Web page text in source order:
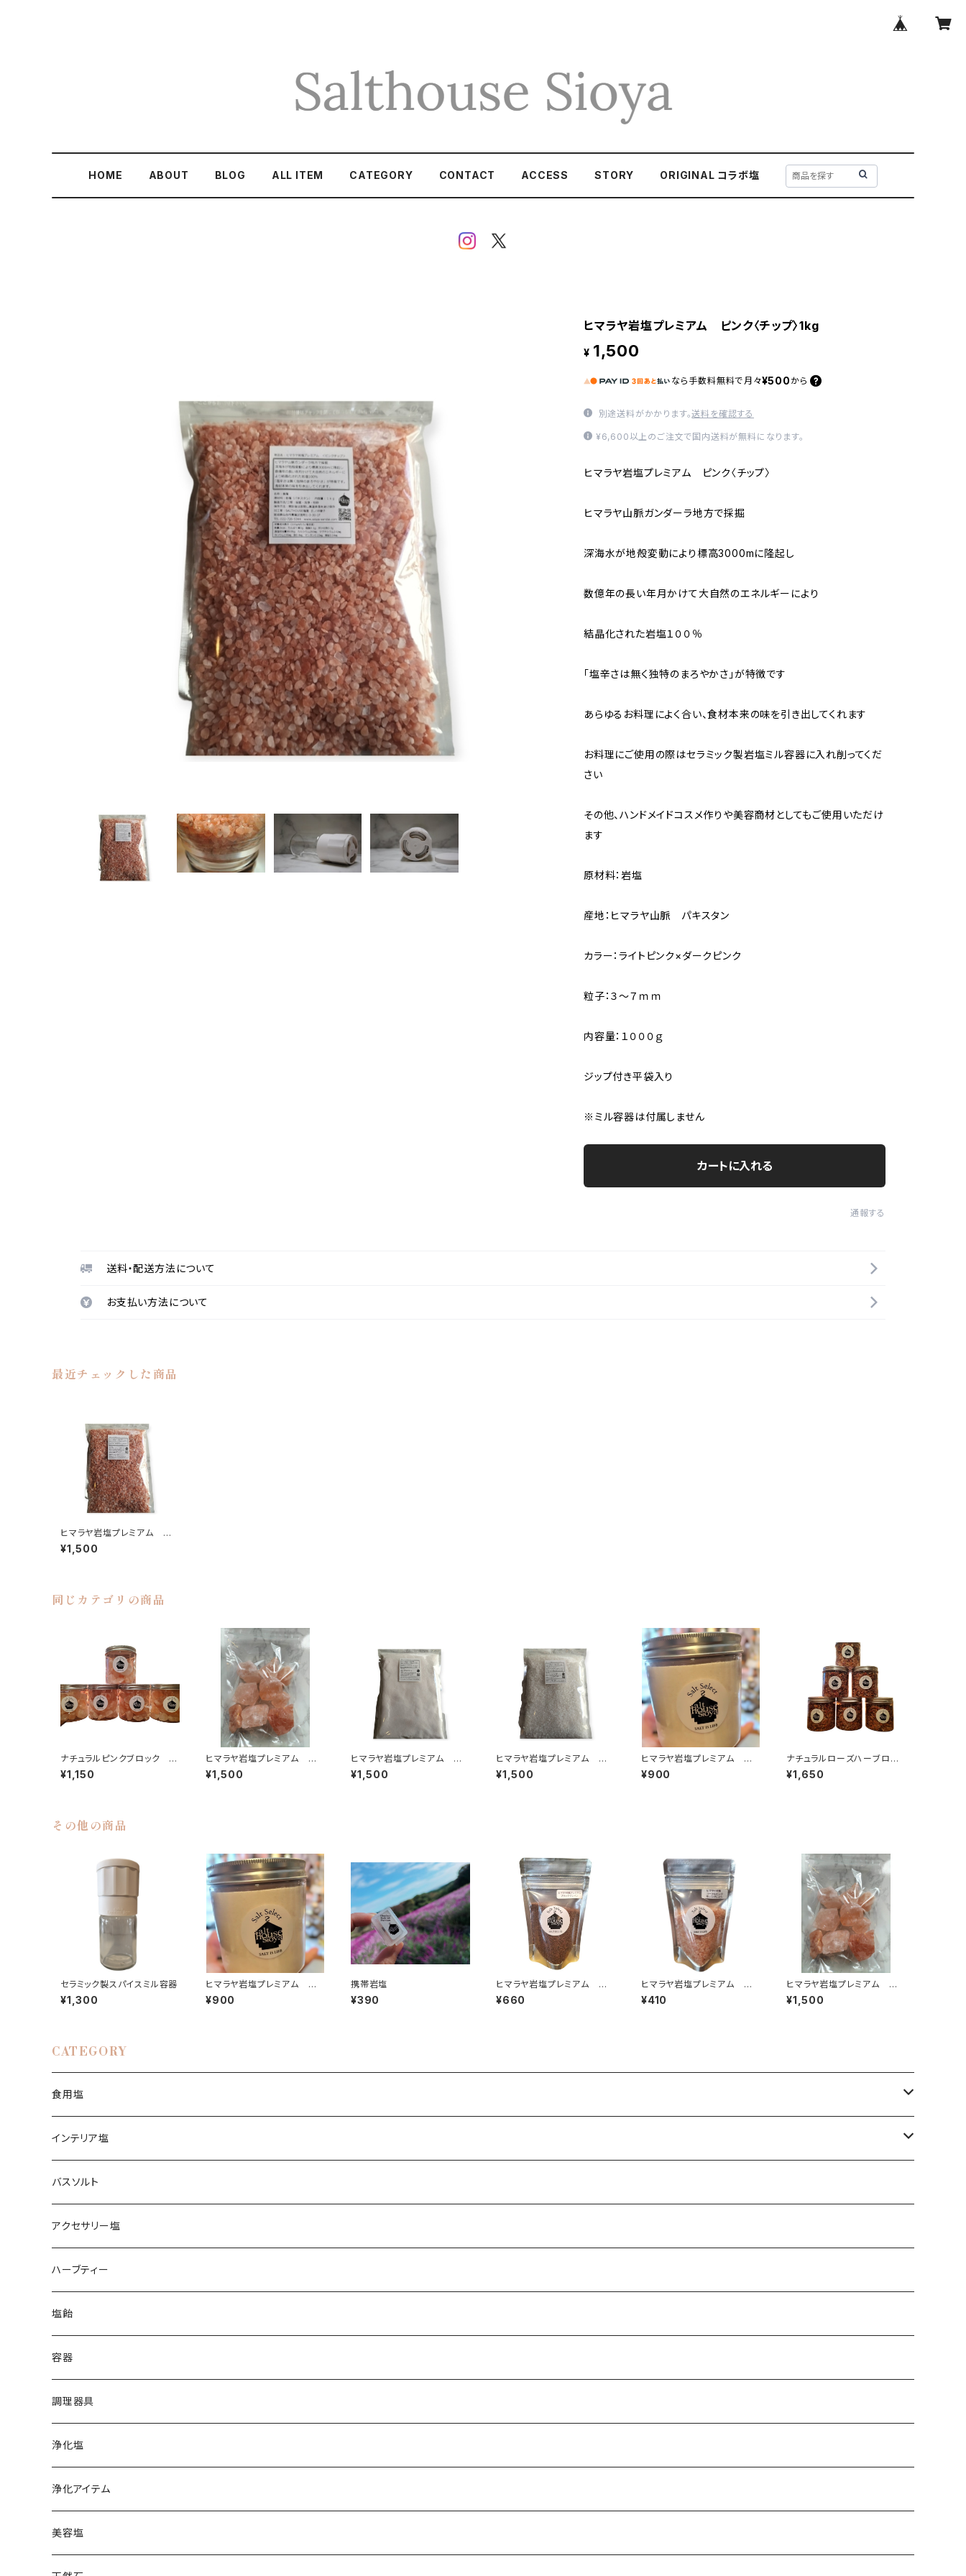
HOME ABOUT BLOG ALL ITEM CATEGORY CONTACT ACCESS STORY ORIGINAL コラボ塩
ヒマラヤ岩塩プレミアム ピンク〈チップ〉1kg
¥ 1,500
なら 手数料無料で 月々¥500 から
別途送料がかかります。送料を確認する
¥6,600以上のご注文で国内送料が無料になります。
ヒマラヤ岩塩プレミアム ピンク〈チップ〉
ヒマラヤ山脈ガンダーラ地方で採掘
深海水が地殻変動により標高3000mに隆起し
数億年の長い年月かけて大自然のエネルギーにより
結晶化された岩塩１００％
「塩辛さは無く独特のまろやかさ」が特徴です
あらゆるお料理によく合い、食材本来の味を引き出してくれます
お料理にご使用の際はセラミック製岩塩ミル容器に入れ削ってくだ
さい
その他、ハンドメイドコスメ作りや美容商材としてもご使用いただけ
ます
原材料：岩塩
産地：ヒマラヤ山脈 パキスタン
カラー：ライトピンク×ダークピンク
粒子：３～７ｍｍ
内容量：１０００ｇ
ジップ付き平袋入り
※ミル容器は付属しません
カートに入れる
通報する
送料・配送方法について
お支払い方法について
最近チェックした商品
ヒマラヤ岩塩プレミアム ピ
ンク〈チップ〉1kg
¥1,500
同じカテゴリの商品
ナチュラルピンクブロック ミ
ニロックソルト
¥1,150
ヒマラヤ岩塩プレミアム ピ
ンクブロック〈ランダム〉1㎏
¥1,500
ヒマラヤ岩塩プレミアム ホ
ワイトピンク〈パウダー〉1㎏
¥1,500
ヒマラヤ岩塩プレミアム ホ
ワイト〈チップ〉1㎏
¥1,500
ヒマラヤ岩塩プレミアム ホ
ワイトピンクパウダー ボトル
入り
¥900
ナチュラルローズハーブロッ
クソルト
¥1,650
その他の商品
セラミック製スパイスミル容器
¥1,300
ヒマラヤ岩塩プレミアム ホ
ワイトピンクパウダー ボトル
入り
¥900
携帯岩塩
¥390
ヒマラヤ岩塩プレミアム ブラ
ック（グレイン）100g
¥660
ヒマラヤ岩塩プレミアム コ
ーラルピンク〈ラージグレイ
ン〉100g
¥410
ヒマラヤ岩塩プレミアム ピ
ンクブロック〈ランダム〉1㎏
¥1,500
CATEGORY
食用塩
ヒマラヤ岩塩
ピンク
イエロー
レッド
コーラル
ブレンド塩
アンデス岩塩
ペルー天日塩
イラン岩塩
グレー
オレンジ
オーストラリア湖塩
ハワイ天日塩
クリスタル
レッド
フランス天日塩
カマルグ
ゲランド
イタリア岩塩
ギリシャ天日塩
インテリア塩
岩塩ランプ
岩塩キャンドルホルダー
バスソルト
アクセサリー塩
ハーブティー
塩飴
容器
調理器具
浄化塩
浄化アイテム
美容塩